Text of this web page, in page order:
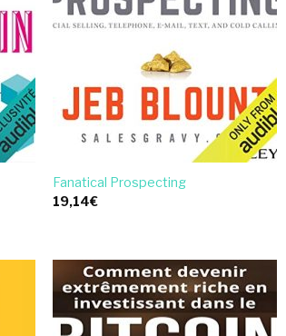
Fanatical Prospecting
19,14€